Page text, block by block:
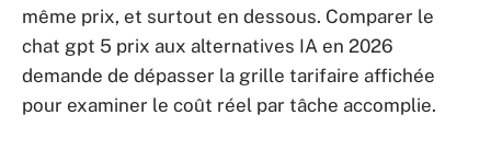
même prix, et surtout en dessous. Comparer le
chat gpt 5 prix aux alternatives IA en 2026
demande de dépasser la grille tarifaire affichée
pour examiner le coût réel par tâche accomplie.